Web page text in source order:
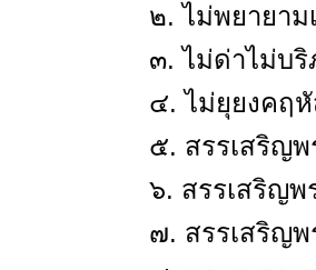
๒. ไม่พยายาม
๓. ไม่ด่าไม่บริ
๔. ไม่ยุยงคฤหั
๕. สรรเสริญพ
๖. สรรเสริญพ
๗. สรรเสริญพ